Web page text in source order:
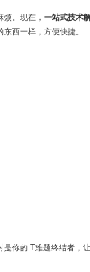
烦。现在，一站式技术
西一样，方便快捷。
是你的IT难题终结者，